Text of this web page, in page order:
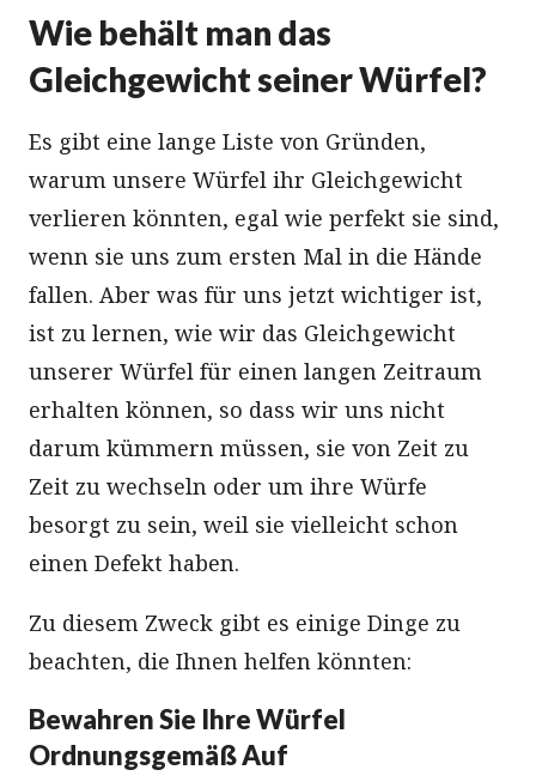
Wie behält man das
Gleichgewicht seiner Würfel?
Es gibt eine lange Liste von Gründen,
warum unsere Würfel ihr Gleichgewicht
verlieren könnten, egal wie perfekt sie sind,
wenn sie uns zum ersten Mal in die Hände
fallen. Aber was für uns jetzt wichtiger ist,
ist zu lernen, wie wir das Gleichgewicht
unserer Würfel für einen langen Zeitraum
erhalten können, so dass wir uns nicht
darum kümmern müssen, sie von Zeit zu
Zeit zu wechseln oder um ihre Würfe
besorgt zu sein, weil sie vielleicht schon
einen Defekt haben.
Zu diesem Zweck gibt es einige Dinge zu
beachten, die Ihnen helfen könnten:
Bewahren Sie Ihre Würfel
Ordnungsgemäß Auf